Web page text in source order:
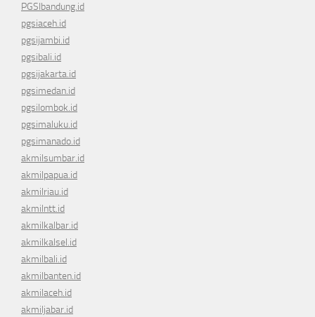
PGSIbandung.id
pgsiaceh.id
pgsijambi.id
pgsibali.id
pgsijakarta.id
pgsimedan.id
pgsilombok.id
pgsimaluku.id
pgsimanado.id
akmilsumbar.id
akmilpapua.id
akmilriau.id
akmilntt.id
akmilkalbar.id
akmilkalsel.id
akmilbali.id
akmilbanten.id
akmilaceh.id
akmiljabar.id